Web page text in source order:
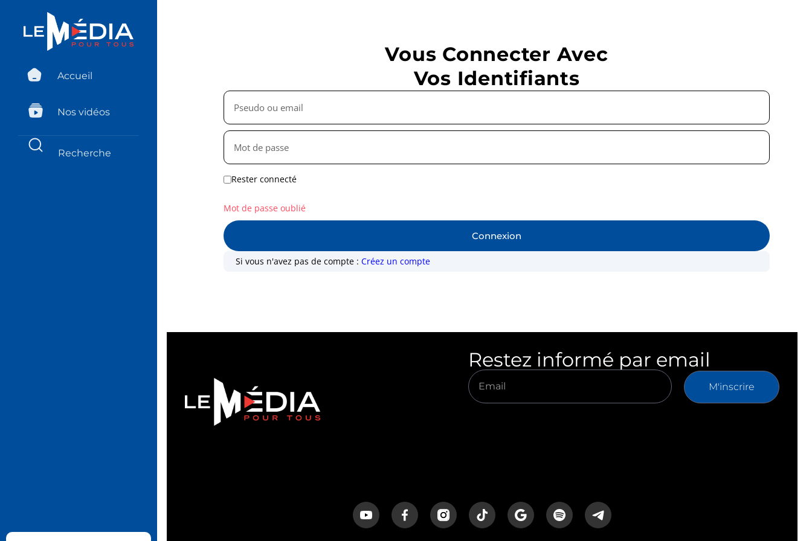
Accueil
Nos vidéos
Vous Connecter Avec
Vos Identifiants
Rester connecté
Connexion
Mot de passe oublié
Si vous n'avez pas de compte :Créez un compte
Restez informé par email
M'inscrire